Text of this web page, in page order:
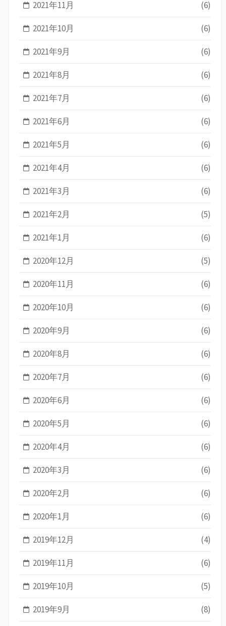
2021年11月 (6)
2021年10月 (6)
2021年9月 (6)
2021年8月 (6)
2021年7月 (6)
2021年6月 (6)
2021年5月 (6)
2021年4月 (6)
2021年3月 (6)
2021年2月 (5)
2021年1月 (6)
2020年12月 (5)
2020年11月 (6)
2020年10月 (6)
2020年9月 (6)
2020年8月 (6)
2020年7月 (6)
2020年6月 (6)
2020年5月 (6)
2020年4月 (6)
2020年3月 (6)
2020年2月 (6)
2020年1月 (6)
2019年12月 (4)
2019年11月 (6)
2019年10月 (5)
2019年9月 (8)